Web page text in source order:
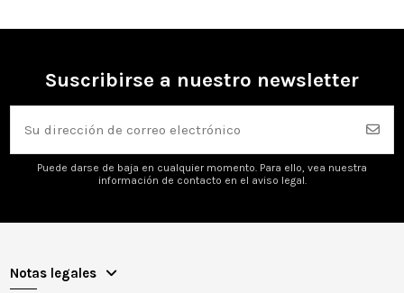
Suscribirse a nuestro newsletter
Puede darse de baja en cualquier momento. Para ello, vea nuestra
información de contacto en el aviso legal.
Notas legales